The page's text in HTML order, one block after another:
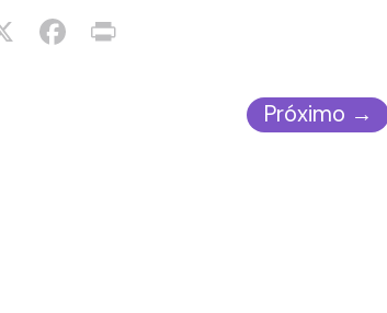
Próximo →